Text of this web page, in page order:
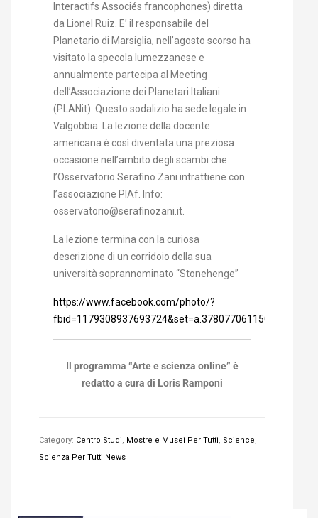
Interactifs Associés francophones) diretta
da Lionel Ruiz. E’ il responsabile del
Planetario di Marsiglia, nell’agosto scorso ha
visitato la specola lumezzanese e
annualmente partecipa al Meeting
dell’Associazione dei Planetari Italiani
(PLANit). Questo sodalizio ha sede legale in
Valgobbia. La lezione della docente
americana è così diventata una preziosa
occasione nell’ambito degli scambi che
l’Osservatorio Serafino Zani intrattiene con
l’associazione PIAf. Info:
osservatorio@serafinozani.it.
La lezione termina con la curiosa
descrizione di un corridoio della sua
università soprannominato “Stonehenge”
https://www.facebook.com/photo/?
fbid=1179308937693724&set=a.378077061150253
Il programma “Arte e scienza online” è
redatto a cura di Loris Ramponi
Category: Centro Studi Mostre e Musei Per Tutti Science
Scienza Per Tutti News